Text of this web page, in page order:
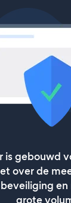
gebouwd
over de